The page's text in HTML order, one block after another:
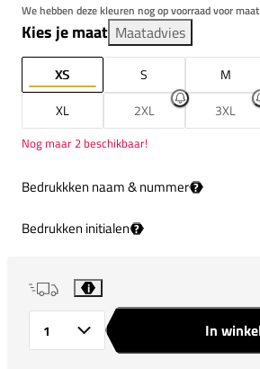
We hebben deze kleuren nog op voorraad voor
Kies je maat Maatadvies
XS S M
XL
2XL 3XL
Nog maar 2 beschikbaar!
Bedrukkken naam & nummer ?
Bedrukken initialen ?
i
In